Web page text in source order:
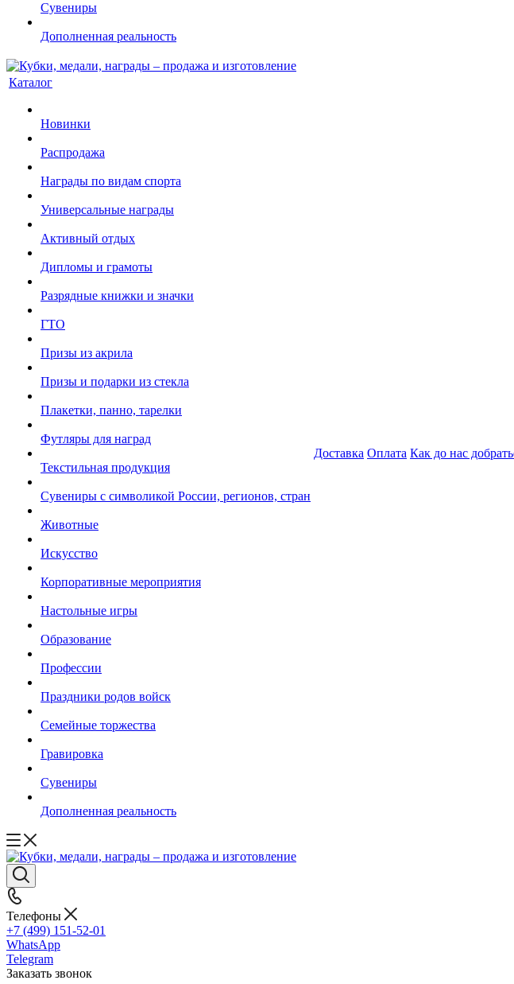
Сувениры
Дополненная реальность
Каталог
Новинки
Распродажа
Награды по видам спорта
Универсальные награды
Активный отдых
Дипломы и грамоты
Разрядные книжки и значки
ГТО
Призы из акрила
Призы и подарки из стекла
Плакетки, панно, тарелки
Футляры для наград
Текстильная продукция
Сувениры с символикой России, регионов, стран
Животные
Искусство
Корпоративные мероприятия
Настольные игры
Образование
Профессии
Праздники родов войск
Семейные торжества
Гравировка
Сувениры
Дополненная реальность
Доставка Оплата Как до нас
Телефоны
+7 (499) 151-52-01
WhatsApp
Telegram
Заказать звонок